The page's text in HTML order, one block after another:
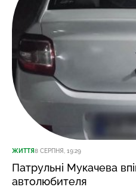
ЖИТТЯ8 СЕРПНЯ, 19:29
Патрульні Мукачева
автолюбителя